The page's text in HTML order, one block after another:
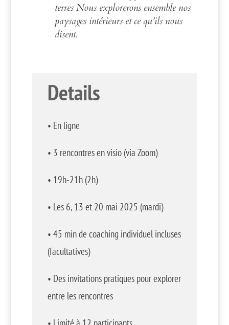
terres Nous explorerons ensemble nos
paysages intérieurs et ce qu’ils nous
disent.
Details
• En ligne
• 3 rencontres en visio (via Zoom)
• 19h-21h (2h)
• Les 6, 13 et 20 mai 2025 (mardi)
• 45 min de coaching individuel incluses
(facultatives)
• Des invitations pratiques pour explorer
entre les rencontres